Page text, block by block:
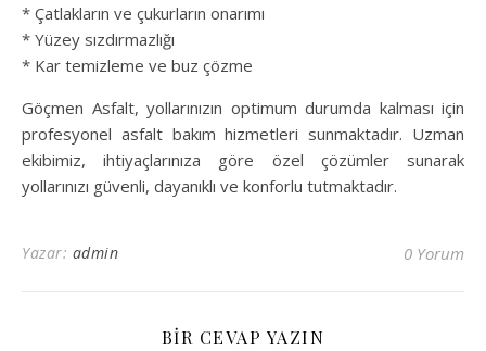
* Çatlakların ve çukurların onarımı
* Yüzey sızdırmazlığı
* Kar temizleme ve buz çözme
Göçmen Asfalt, yollarınızın optimum durumda kalması için
profesyonel asfalt bakım hizmetleri sunmaktadır. Uzman
ekibimiz, ihtiyaçlarınıza göre özel çözümler sunarak
yollarınızı güvenli, dayanıklı ve konforlu tutmaktadır.
Yazar: admin 0 Yorum
BIR CEVAP YAZIN